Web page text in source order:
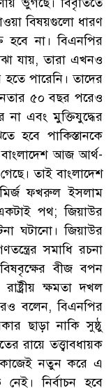
বিষয়গুলো ধারণ
হবে না। বিএনপির
যায়, তারা এখনও
হতে পারেনি। তাদের
৫০ বছর পরেও
না এবং মুক্তিযুদ্ধের
হবে পাকিস্তানকে
বাংলাদেশ আজ আর্থ-
তাই বাংলাদেশ
ফখরুল ইসলাম
পথ; জিয়াউর
ঘটানো। জিয়াউর
সমাধি রচনা
বীজ বপন
ক্ষমতা দখল
বলেন, বিএনপির
ছাড়া নাকি সুষ্ঠু
রায়ে তত্ত্বাবধায়ক
নতুন করে এ
নির্বাচন হবে